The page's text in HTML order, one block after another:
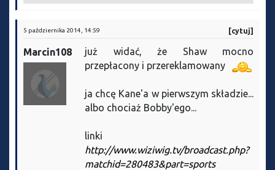
5 października 2014, 14:59 [cytuj]
Marcin108
już widać, że Shaw mocno
przepłacony i przereklamowany
ja chcę Kane'a w pierwszym składzie...
albo chociaż Bobby'ego...
linki
http://www.wiziwig.tv/broadcast.php?
matchid=280483&part=sports